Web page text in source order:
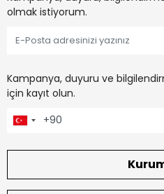
olmak istiyorum.
Kampanya, duyuru ve
için kayıt olun.